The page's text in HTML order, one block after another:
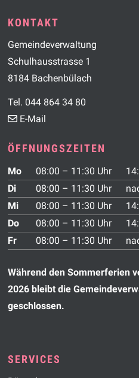
Footer
KONTAKT
Gemeindeverwaltung
Schulhausstrasse 1
8184 Bachenbülach
Tel. 044 864 34 80
E-Mail
ÖFFNUNGSZEITEN
Wochentag Vormittag
Mo 08:00 – 11:30 Uhr
Di
08:00 – 11:30 Uhr
Mi
08:00 – 11:30 Uhr
Do
08:00 – 11:30 Uhr
Fr
08:00 – 11:30 Uhr
Während den Sommerferien
2026 bleibt die
geschlossen.
SERVICES